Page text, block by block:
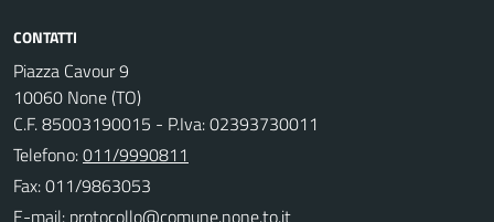
CONTATTI
Piazza Cavour 9
10060 None (TO)
C.F. 85003190015 - P.Iva: 02393730011
Telefono:011/9990811
Fax: 011/9863053
E-mail: